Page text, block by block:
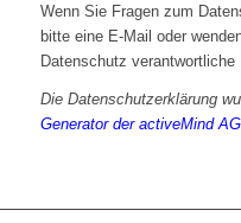
Wenn Sie Fragen zum
bitte eine E-Mail oder
Datenschutz
Die Datenschutzerklärung
Generator der activeMind